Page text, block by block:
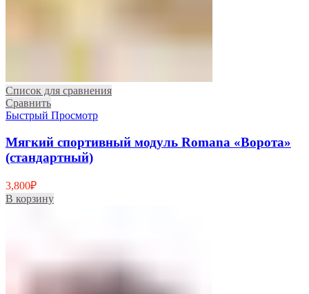
Список для сравнения
Сравнить
Быстрый Просмотр
Мягкий спортивный модуль Romana «Ворота»
(стандартный)
3,800₽
В корзину